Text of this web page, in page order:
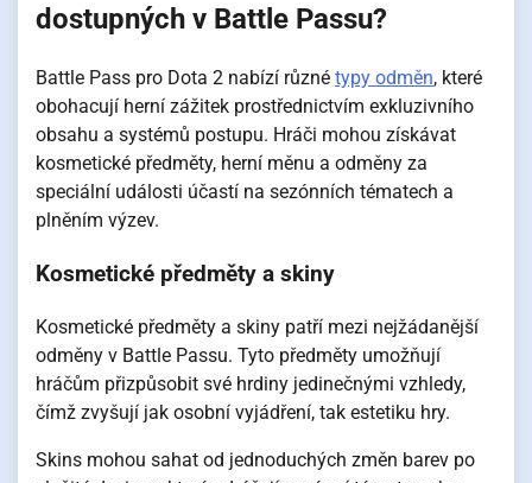
dostupných v Battle Passu?
Battle Pass pro Dota 2 nabízí různé typy odměn, které
obohacují herní zážitek prostřednictvím exkluzivního
obsahu a systémů postupu. Hráči mohou získávat
kosmetické předměty, herní měnu a odměny za
speciální události účastí na sezónních tématech a
plněním výzev.
Kosmetické předměty a skiny
Kosmetické předměty a skiny patří mezi nejžádanější
odměny v Battle Passu. Tyto předměty umožňují
hráčům přizpůsobit své hrdiny jedinečnými vzhledy,
čímž zvyšují jak osobní vyjádření, tak estetiku hry.
Skins mohou sahat od jednoduchých změn barev po